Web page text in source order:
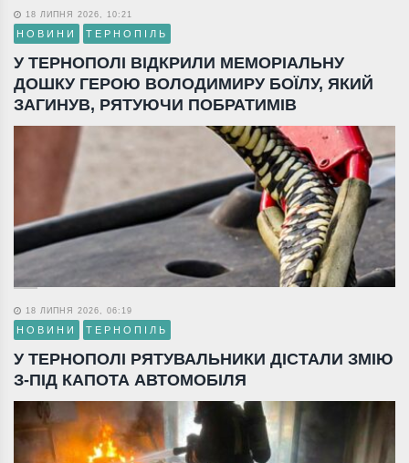
18 ЛИПНЯ 2026, 10:21
НОВИНИ ТЕРНОПІЛЬ
У ТЕРНОПОЛІ ВІДКРИЛИ МЕМОРІАЛЬНУ
ДОШКУ ГЕРОЮ ВОЛОДИМИРУ БОЇЛУ, ЯКИЙ
ЗАГИНУВ, РЯТУЮЧИ ПОБРАТИМІВ
18 ЛИПНЯ 2026, 06:19
НОВИНИ ТЕРНОПІЛЬ
У ТЕРНОПОЛІ РЯТУВАЛЬНИКИ ДІСТАЛИ ЗМІЮ
З-ПІД КАПОТА АВТОМОБІЛЯ